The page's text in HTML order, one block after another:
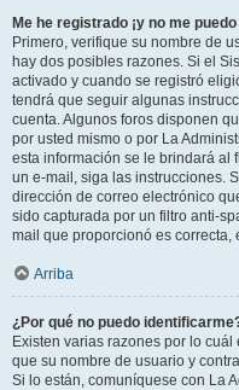
Me he registrado ¡y no me
Primero, verifique su nombre de
hay dos posibles razones. Si el
activado y cuando se registró
tendrá que seguir algunas
cuenta. Algunos foros disponen
por usted mismo o por La
esta información se le brindará al
un e-mail, siga las instrucciones.
dirección de correo electrónico
sido capturada por un filtro anti-
mail que proporcionó es correcta,
Arriba
¿Por qué no puedo
Existen varias razones por lo
que su nombre de usuario y
Si lo están, comuníquese con La